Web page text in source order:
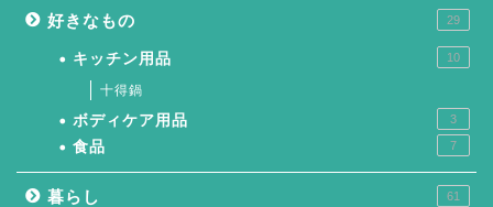
好きなもの 29
キッチン用品 10
十得鍋
ボディケア用品 3
食品 7
暮らし 61